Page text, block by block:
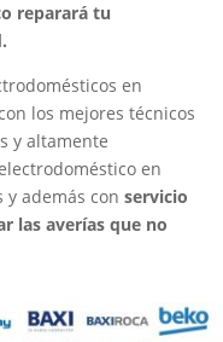
reparará tu
en
los mejores técnicos
y altamente
en
y además con servicio
las averías que no